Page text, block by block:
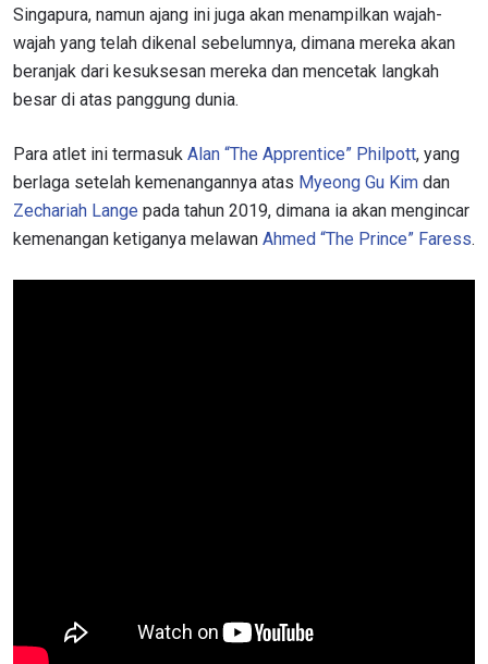
Singapura, namun ajang ini juga akan menampilkan wajah-
wajah yang telah dikenal sebelumnya, dimana mereka akan
beranjak dari kesuksesan mereka dan mencetak langkah
besar di atas panggung dunia.
Para atlet ini termasuk Alan “The Apprentice” Philpott, yang
berlaga setelah kemenangannya atas Myeong Gu Kim dan
Zechariah Lange pada tahun 2019, dimana ia akan mengincar
kemenangan ketiganya melawan Ahmed “The Prince” Faress.